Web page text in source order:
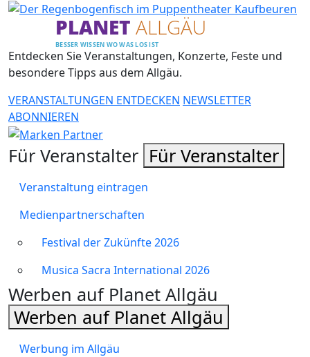
PLANET ALLGÄU
BESSER WISSEN WO WAS LOS IST
Entdecken Sie Veranstaltungen, Konzerte, Feste und
besondere Tipps aus dem Allgäu.
VERANSTALTUNGEN ENTDECKEN NEWSLETTER
ABONNIEREN
Für Veranstalter Für Veranstalter
Veranstaltung eintragen
Medienpartnerschaften
Festival der Zukünfte 2026
Musica Sacra International 2026
Werben auf Planet Allgäu
Werben auf Planet Allgäu
Werbung im Allgäu